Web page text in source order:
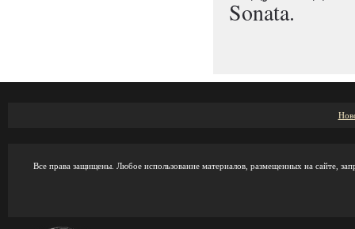
Sonata.
Все права защищены. Любое использование материалов, размещенных на сайте,